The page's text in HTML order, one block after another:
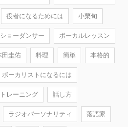
役者になるためには 小栗旬
ョーダンサー ボーカルレッスン
田圭佑 料理 簡単 本格的
ボーカリストになるには
レーニング 話し方
ラジオパーソナリティ 落語家